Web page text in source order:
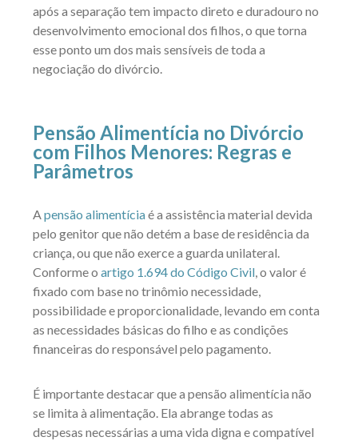
após a separação tem impacto direto e duradouro no
desenvolvimento emocional dos filhos, o que torna
esse ponto um dos mais sensíveis de toda a
negociação do divórcio.
Pensão Alimentícia no Divórcio
com Filhos Menores: Regras e
Parâmetros
A pensão alimentíciaé a assistência material devida
pelo genitor que não detém a base de residência da
criança, ou que não exerce a guarda unilateral.
Conforme o artigo 1.694 do Código Civil , o valor é
fixado com base no trinômio necessidade,
possibilidade e proporcionalidade, levando em conta
as necessidades básicas do filho e as condições
financeiras do responsável pelo pagamento.
É importante destacar que a pensão alimentícia não
se limita à alimentação. Ela abrange todas as
despesas necessárias a uma vida digna e compatível